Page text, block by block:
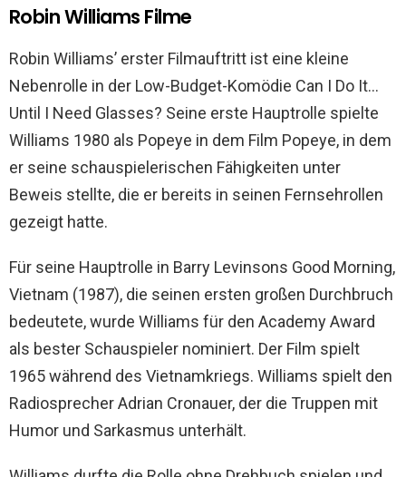
Robin Williams Filme
Robin Williams’ erster Filmauftritt ist eine kleine
Nebenrolle in der Low-Budget-Komödie Can I Do It…
Until I Need Glasses? Seine erste Hauptrolle spielte
Williams 1980 als Popeye in dem Film Popeye, in dem
er seine schauspielerischen Fähigkeiten unter
Beweis stellte, die er bereits in seinen Fernsehrollen
gezeigt hatte.
Für seine Hauptrolle in Barry Levinsons Good Morning,
Vietnam (1987), die seinen ersten großen Durchbruch
bedeutete, wurde Williams für den Academy Award
als bester Schauspieler nominiert. Der Film spielt
1965 während des Vietnamkriegs. Williams spielt den
Radiosprecher Adrian Cronauer, der die Truppen mit
Humor und Sarkasmus unterhält.